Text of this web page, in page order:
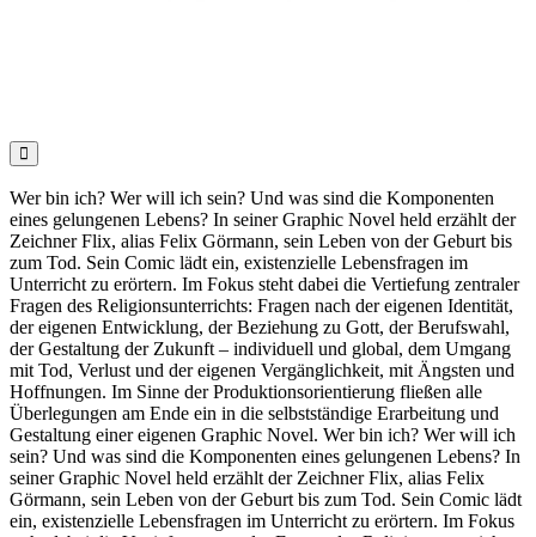

Wer bin ich? Wer will ich sein? Und was sind die Komponenten
eines gelungenen Lebens? In seiner Graphic Novel held erzählt der
Zeichner Flix, alias Felix Görmann, sein Leben von der Geburt bis
zum Tod. Sein Comic lädt ein, existenzielle Lebensfragen im
Unterricht zu erörtern. Im Fokus steht dabei die Vertiefung zentraler
Fragen des Religionsunterrichts: Fragen nach der eigenen Identität,
der eigenen Entwicklung, der Beziehung zu Gott, der Berufswahl,
der Gestaltung der Zukunft – individuell und global, dem Umgang
mit Tod, Verlust und der eigenen Vergänglichkeit, mit Ängsten und
Hoffnungen. Im Sinne der Produktionsorientierung fließen alle
Überlegungen am Ende ein in die selbstständige Erarbeitung und
Gestaltung einer eigenen Graphic Novel. Wer bin ich? Wer will ich
sein? Und was sind die Komponenten eines gelungenen Lebens? In
seiner Graphic Novel held erzählt der Zeichner Flix, alias Felix
Görmann, sein Leben von der Geburt bis zum Tod. Sein Comic lädt
ein, existenzielle Lebensfragen im Unterricht zu erörtern. Im Fokus